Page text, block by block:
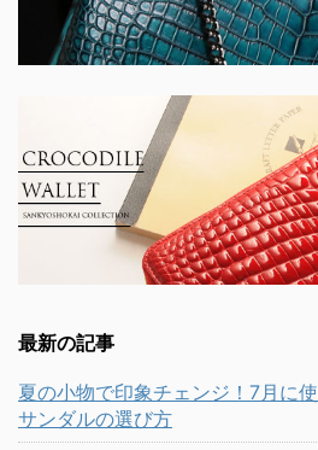
最新の記事
夏の小物で印象チェンジ！7月に
サンダルの選び方